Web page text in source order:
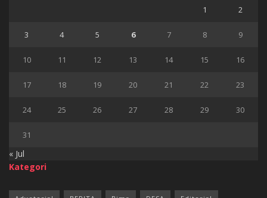
1 2
3 4 5 6 7 8 9
10 11 12 13 14 15 16
17 18 19 20 21 22 23
24 25 26 27 28 29 30
31
« Jul
Kategori